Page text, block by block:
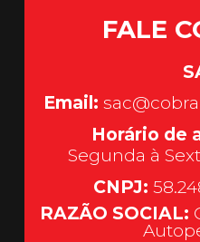
FALE
Email:
Horário de
Segunda à
CNPJ:
RAZÃO SOCIAL: